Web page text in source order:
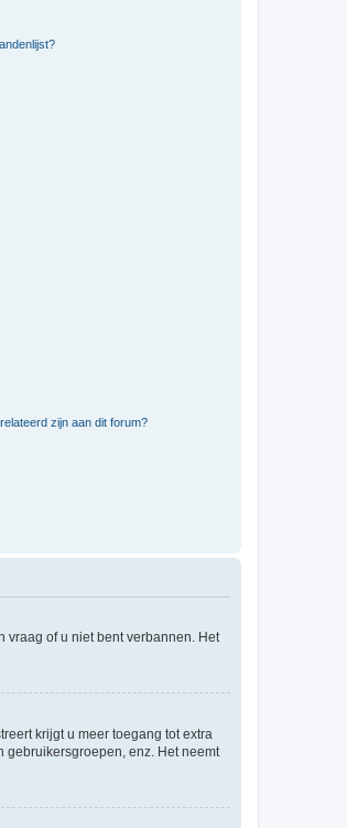
zijn aan dit forum?
vraag of u niet bent verbannen. Het
krijgt u meer toegang tot extra
gebruikersgroepen, enz. Het neemt